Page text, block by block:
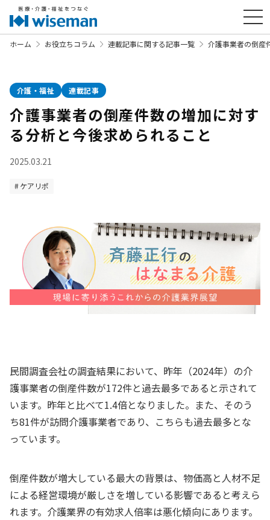
ホーム お役立ちコラム 連載記事に関する記事一覧 介護事業者の倒産
介護・福祉 連載記事
介護事業者の倒産件数の増加に対す
る分析と今後求められること
2025.03.21
ケアリポ
民間調査会社の調査結果において、昨年（2024年）の介
護事業者の倒産件数が172件と過去最多であると示されて
います。昨年と比べて1.4倍となりました。また、そのう
ち81件が訪問介護事業者であり、こちらも過去最多とな
っています。
倒産件数が増大している最大の背景は、物価高と人材不足
による経営環境が厳しさを増している影響であると考えら
れます。介護業界の有効求人倍率は悪化傾向にあります。